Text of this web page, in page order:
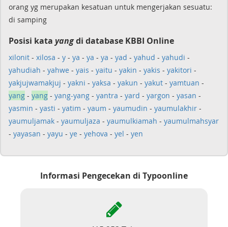
orang yg merupakan kesatuan untuk mengerjakan sesuatu:
di samping
Posisi kata yangdi database KBBI Online
xilonit - xilosa - y - ya - ya - ya - yad - yahud - yahudi -
yahudiah - yahwe - yais - yaitu - yakin - yakis - yakitori -
yakjujwamakjuj - yakni - yaksa - yakun - yakut - yamtuan -
yang - yang - yang-yang - yantra - yard - yargon - yasan -
yasmin - yasti - yatim - yaum - yaumudin - yaumulakhir -
yaumuljamak - yaumuljaza - yaumulkiamah - yaumulmahsyar
- yayasan - yayu - ye - yehova - yel - yen
Informasi Pengecekan di Typoonline